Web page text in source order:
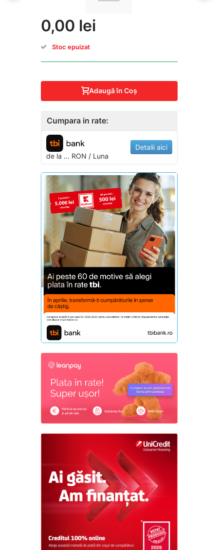
0,00 lei
Stoc epuizat
Adaugă în Coş
Cumpara in rate:
de la ... RON / Luna
Detalii aici